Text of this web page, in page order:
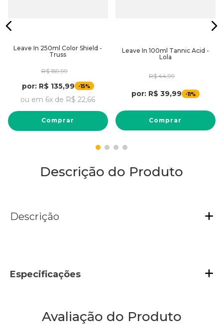
Leave In 250ml Color Shield -
Truss
R$ 159,99
por: R$ 135,99 -15%
ou em 6x de R$ 22,66
Comprar
Leave In 100ml Tannic Acid -
Lola
R$ 44,99
por: R$ 39,99 -11%
Comprar
Descrição do Produto
Descrição
Especificações
Avaliação do Produto